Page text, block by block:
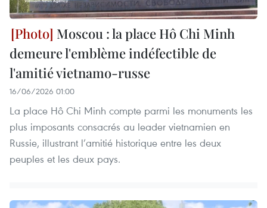
Moscou : la place Hô Chi Minh
demeure l'emblème indéfectible de
l'amitié vietnamo-russe
16/06/2026 01:00
La place Hô Chi Minh compte parmi les monuments les
plus imposants consacrés au leader vietnamien en
Russie, illustrant l’amitié historique entre les deux
peuples et les deux pays.